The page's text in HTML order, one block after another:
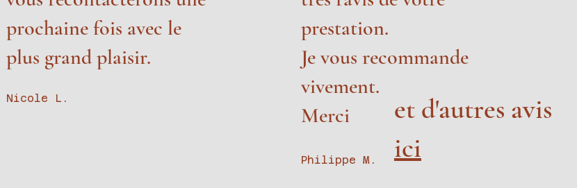
prochaine fois avec le
plus grand plaisir.
Nicole L.
prestation.
Je vous recommande
vivement.
Merci
Philippe M.
et d'autres avis
ici